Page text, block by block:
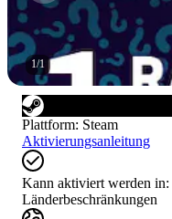
1/1
Plattform: Steam
Aktivierungsanleitung
Kann aktiviert werden in:
Länderbeschränkungen